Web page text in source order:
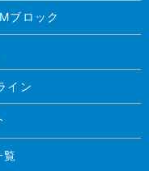
ブロック
イン
覧